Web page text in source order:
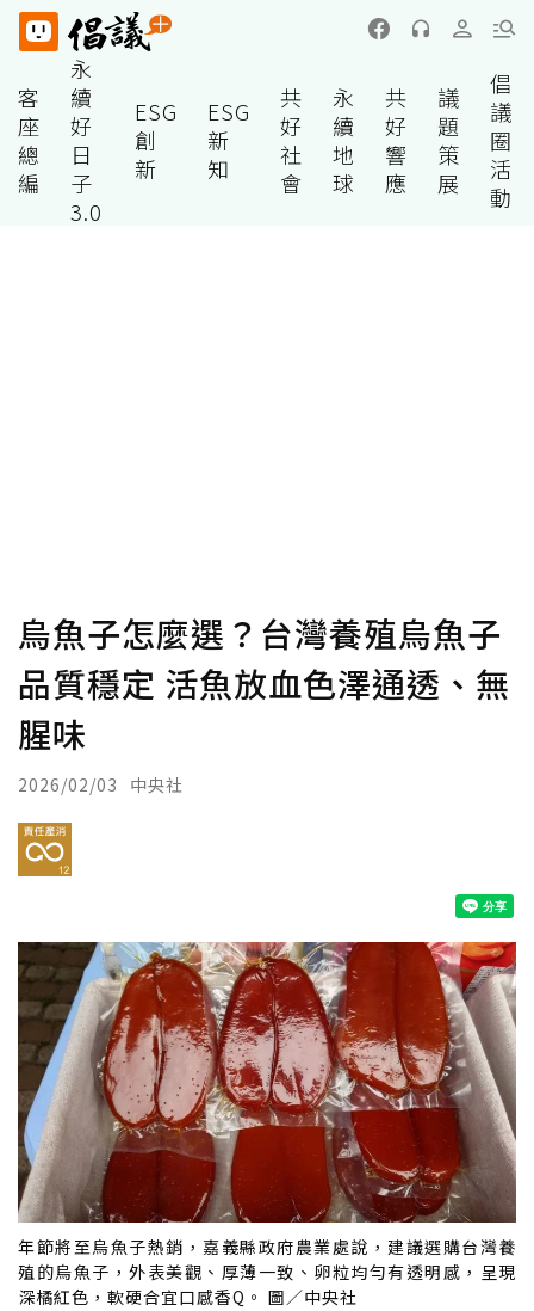
客
座
總
編
永
續
好
日
子
3.0
ESG
創
新
ESG
新
知
共
好
社
會
永
續
地
球
共
好
響
應
議
題
策
展
倡
議
圈
活
動
烏魚子怎麼選？台灣養殖烏魚子
品質穩定 活魚放血色澤通透、無
腥味
2026/02/03 中央社
年節將至烏魚子熱銷，嘉義縣政府農業處說，建議選購台灣養
殖的烏魚子，外表美觀、厚薄一致、卵粒均勻有透明感，呈現
深橘紅色，軟硬合宜口感香Q。 圖／中央社